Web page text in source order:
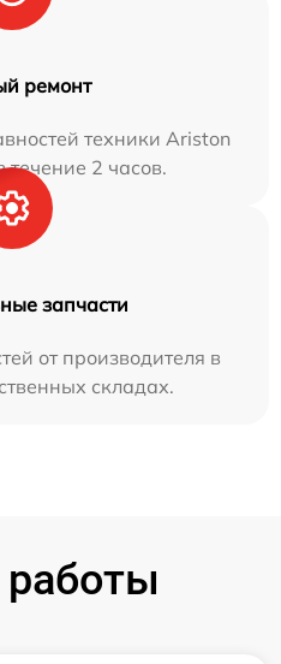
ремонт
техники Ariston
2 часов.
запчасти
от производителя в
складах.